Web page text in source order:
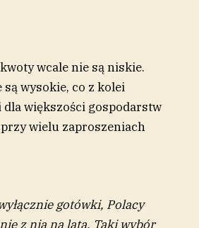
wcale nie są niskie.
wysokie, co z kolei
większości gospodarstw
wielu zaproszeniach
gotówki, Polacy
z nią na lata. Taki wybór